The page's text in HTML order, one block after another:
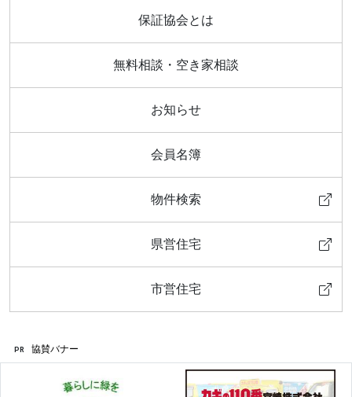
保証協会とは
無料相談・空き家相談
お知らせ
会員名簿
物件検索
県営住宅
市営住宅
PR 協賛バナー